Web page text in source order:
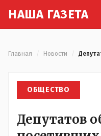
НАША ГАЗЕТА
Главная Новости
ОБЩЕСТВО
Депутатов